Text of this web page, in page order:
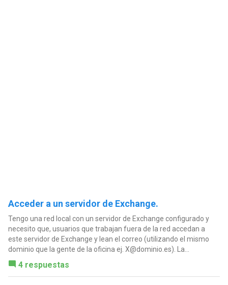
Acceder a un servidor de Exchange.
Tengo una red local con un servidor de Exchange configurado y
necesito que, usuarios que trabajan fuera de la red accedan a
este servidor de Exchange y lean el correo (utilizando el mismo
dominio que la gente de la oficina ej. X@dominio.es). La...
4 respuestas